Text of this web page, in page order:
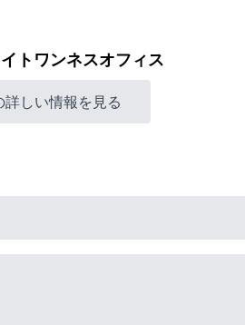
トワンネスオフィス
詳しい情報を見る